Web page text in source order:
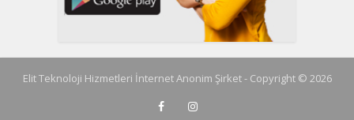
Elit Teknoloji Hizmetleri İnternet Anonim Şirket - Copyright © 2026